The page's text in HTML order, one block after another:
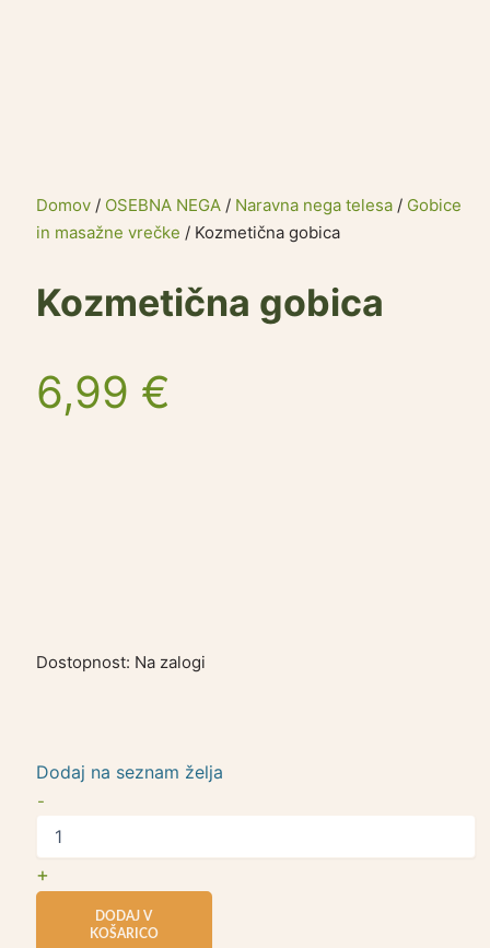
Domov / OSEBNA NEGA / Naravna nega telesa / Gobice
in masažne vrečke / Kozmetična gobica
Kozmetična gobica
6,99 €
Dostopnost: Na zalogi
Dodaj na seznam želja
-
+
DODAJ V
KOŠARICO